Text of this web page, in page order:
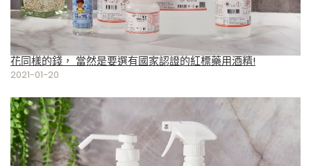
花同樣的錢， 當然是要選有國家認證的紅標藥用酒精!
2021-01-20